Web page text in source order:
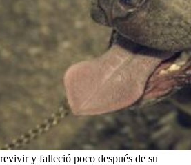
y falleció poco después de su